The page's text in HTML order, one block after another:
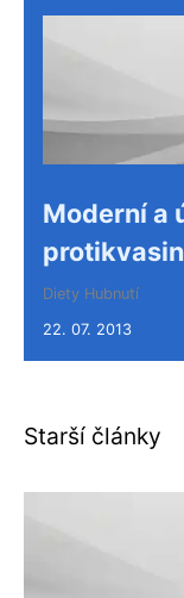
Moderní a
Diety Hubnutí
22. 07. 2013
Starší články